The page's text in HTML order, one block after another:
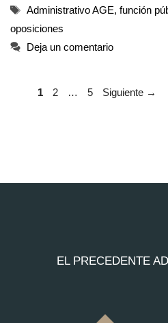
Etiquetas
Administrativo AGE, función
oposiciones
Deja un comentario
Página
1 Página
2 … Página
5 Siguiente →
EL PRECEDENTE